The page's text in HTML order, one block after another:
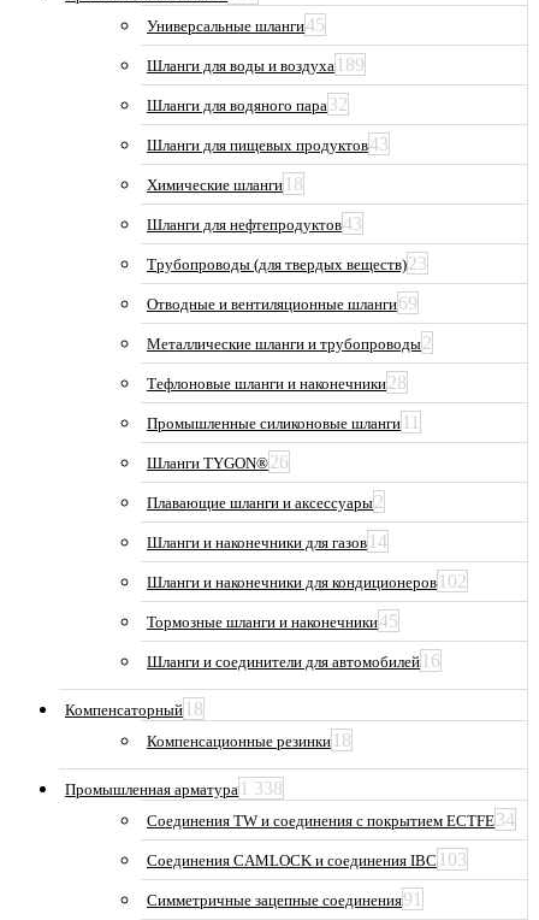
Универсальные шланги45
Шланги для воды и воздуха 189
Шланги для водяного пара32
Шланги для пищевых продуктов43
Химические шланги 18
Шланги для нефтепродуктов43
Трубопроводы (для твердых веществ)23
Отводные и вентиляционные шланги69
Металлические шланги и трубопроводы2
Тефлоновые шланги и наконечники28
Промышленные силиконовые шланги 11
Шланги TYGON®26
Плавающие шланги и аксессуары2
Шланги и наконечники для газов 14
Шланги и наконечники для кондиционеров 102
Тормозные шланги и наконечники45
Шланги и соединители для автомобилей 16
Компенсаторный 18
Компенсационные резинки 18
Промышленная арматура 1 338
Соединения TW и соединения с покрытием ECTFE34
Соединения CAMLOCK и соединения IBC 103
Симметричные зацепные соединения91